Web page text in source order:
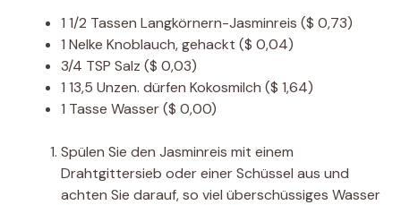
1 1/2 Tassen Langkörnern-Jasminreis ($ 0,73)
1 Nelke Knoblauch, gehackt ($ 0,04)
3/4 TSP Salz ($ 0,03)
1 13,5 Unzen. dürfen Kokosmilch ($ 1,64)
1 Tasse Wasser($ 0,00)
Spülen Sie den Jasminreis mit einem
Drahtgittersieb oder einer Schüssel aus und
achten Sie darauf, so viel überschüssiges Wasser